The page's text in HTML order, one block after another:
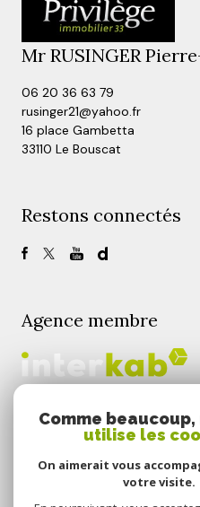
Mr RUSINGER
06 20 36 63 79
rusinger21@yahoo.fr
16 place Gambetta
33110 Le Bouscat
Restons connectés
Agence membre
Nos partenaires
Mentions légales
Comme
utilise les
On aimerait vous
votre visite.